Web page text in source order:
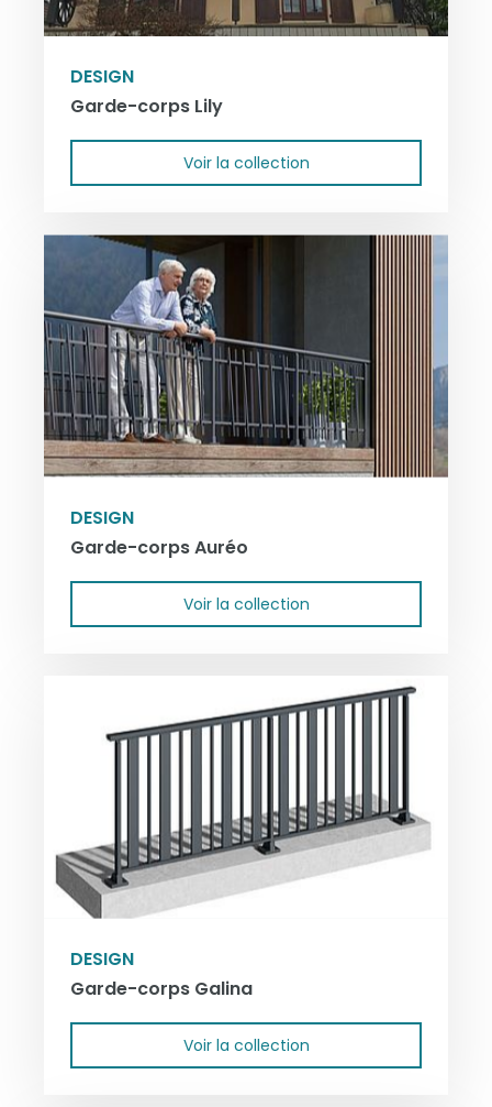
DESIGN
Garde-corps Lily
Voir la collection
DESIGN
Garde-corps Auréo
Voir la collection
DESIGN
Garde-corps Galina
Voir la collection